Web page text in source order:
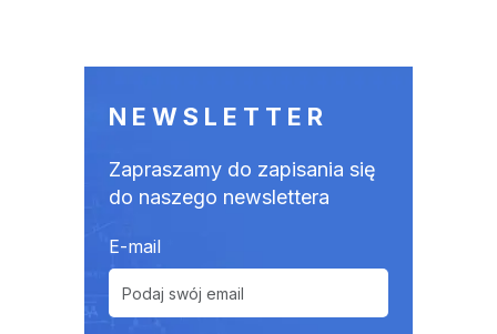
NEWSLETTER
Zapraszamy do zapisania się
do naszego newslettera
E-mail